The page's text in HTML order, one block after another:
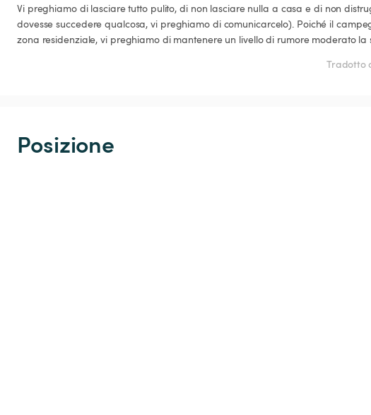
Vi preghiamo di lasciare tutto pulito, di non lasciare nulla a casa e di non
dovesse succedere qualcosa, vi preghiamo di comunicarcelo). Poiché il
zona residenziale, vi preghiamo di mantenere un livello di rumore moderato la
Tradotto
Posizione